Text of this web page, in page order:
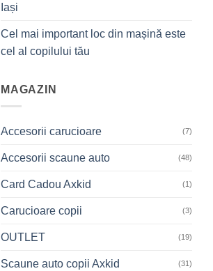
Iași
Cel mai important loc din mașină este
cel al copilului tău
MAGAZIN
Accesorii carucioare (7)
Accesorii scaune auto (48)
Card Cadou Axkid (1)
Carucioare copii (3)
OUTLET (19)
Scaune auto copii Axkid (31)